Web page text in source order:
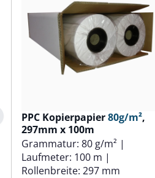
PPC Kopierpapier80g/m²,
297mm x 100m
Grammatur: 80 g/m² |
Laufmeter: 100 m |
Rollenbreite: 297 mm